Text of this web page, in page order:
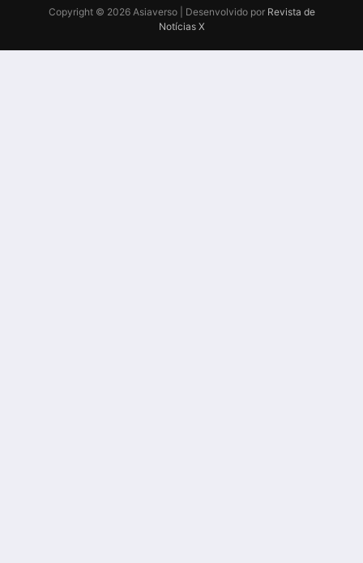
Copyright © 2026 Asiaverso | Desenvolvido por Revista de
Notícias X